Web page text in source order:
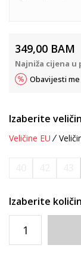
349,00 BAM
Najniža cijena u
Obavijesti
Izaberite
Veličine EU
Izaberite